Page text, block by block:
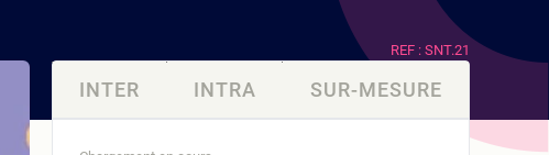
REF : SNT.21
INTER INTRA SUR-MESURE